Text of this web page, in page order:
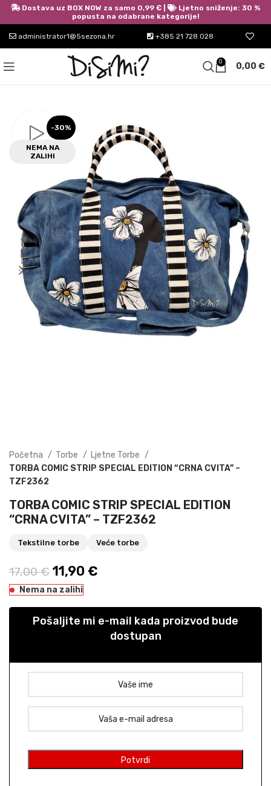
administrator1@5sezona.hr +385 21 728 028
0 0,00 €
-30%
NEMA NA
ZALIHI
Početna Torbe
Ljetne Torbe
TORBA COMIC STRIP SPECIAL EDITION “CRNA CVITA” –
TZF2362
TORBA COMIC STRIP SPECIAL EDITION
“CRNA CVITA” – TZF2362
Tekstilne torbe Veće torbe
17,00€ Izvorna cijena bila je: 17,00 €.
11,90 €
Nema na zalihi
Pošaljite mi e-mail kada proizvod bude
dostupan
Dostava uz BOX NOW za samo 0,99 € |
Ljetno sniženje: 30 %
popusta na odabrane kategorije!